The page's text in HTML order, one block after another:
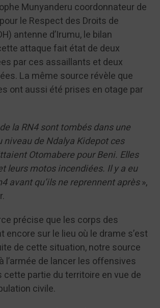
Munyanderu coordonnateur de
le Respect des Droits de
antenne d’Irumu, le bilan
attaque fait état de deux
par ces assaillants et deux
La même source révèle que
ont aussi été prises en otage par
la RN4 sont tombés dans une
niveau de Ndalya Kidepot ces
Otomabere pour Beni. Elles
leurs motos incendiées. Il y a eu
avant qu’ils ne reprennent après»,
précise que les corps des
encore sur le lieu où le drame s’est
de cette situation, notre source
l’armée de lancer les offensives
partie du territoire en vue de
civile.